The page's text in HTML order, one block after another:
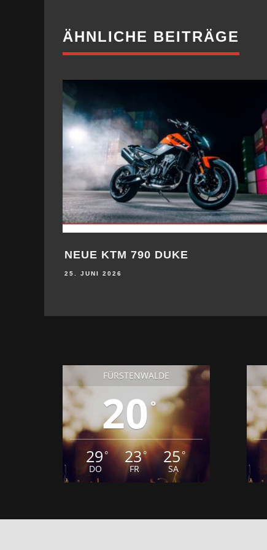
ÄHNLICHE BEITRÄGE
NEUE KTM 790 DUKE
25. JUNI 2026
FÜRSTENWALDE
20°
29°
DO
23°
FR
25°
SA